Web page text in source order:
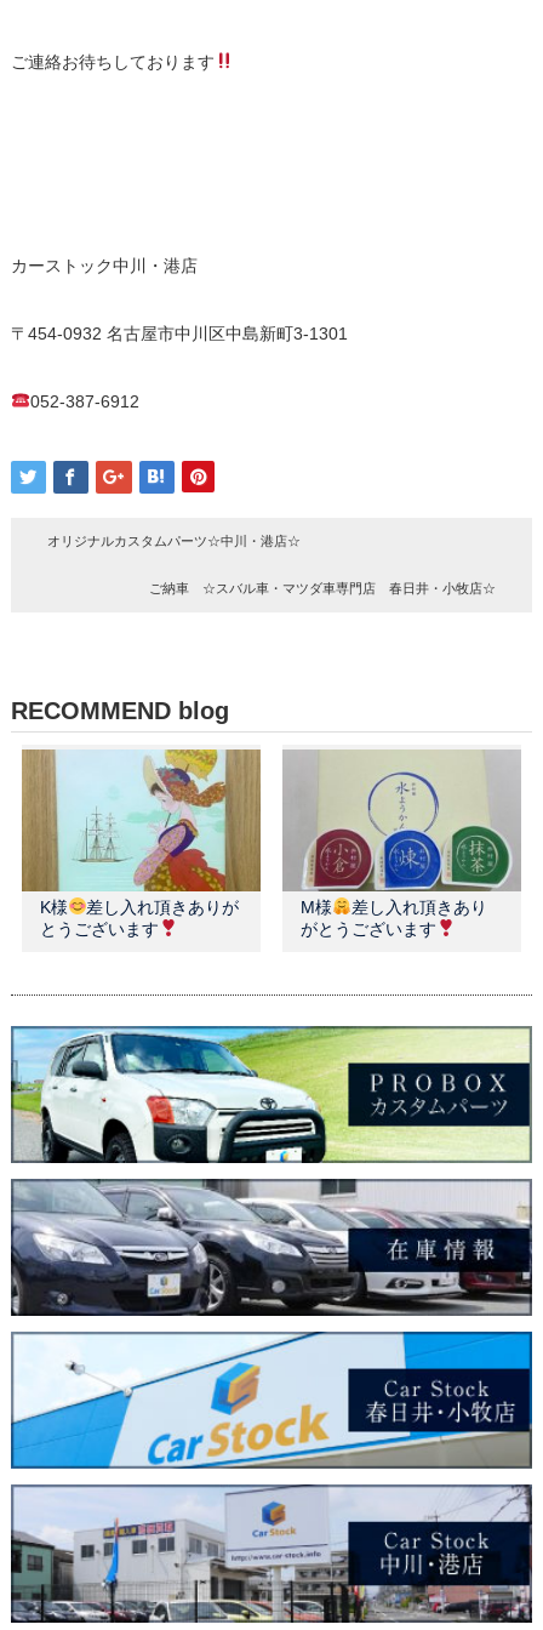
ご連絡お待ちしております
カーストック中川・港店
〒454-0932 名古屋市中川区中島新町3-1301
052-387-6912
オリジナルカスタムパーツ☆中川・港店☆
ご納車 ☆スバル車・マツダ車専門店 春日井・小牧店☆
RECOMMEND blog
K様
差し入れ頂きありが
とうございます
M様
差し入れ頂きあり
がとうございます